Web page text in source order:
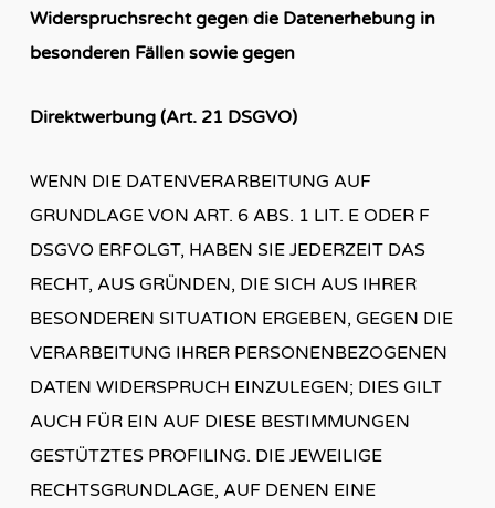
Widerspruchsrecht gegen die Datenerhebung in
besonderen Fällen sowie gegen
Direktwerbung (Art. 21 DSGVO)
WENN DIE DATENVERARBEITUNG AUF
GRUNDLAGE VON ART. 6 ABS. 1 LIT. E ODER F
DSGVO ERFOLGT, HABEN SIE JEDERZEIT DAS
RECHT, AUS GRÜNDEN, DIE SICH AUS IHRER
BESONDEREN SITUATION ERGEBEN, GEGEN DIE
VERARBEITUNG IHRER PERSONENBEZOGENEN
DATEN WIDERSPRUCH EINZULEGEN; DIES GILT
AUCH FÜR EIN AUF DIESE BESTIMMUNGEN
GESTÜTZTES PROFILING. DIE JEWEILIGE
RECHTSGRUNDLAGE, AUF DENEN EINE